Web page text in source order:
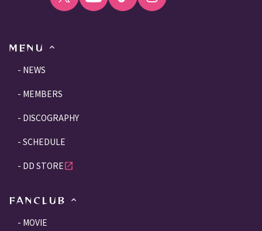
MENU
NEWS
MEMBERS
DISCOGRAPHY
SCHEDULE
DD STOREopen_in_new
FANCLUB
MOVIE